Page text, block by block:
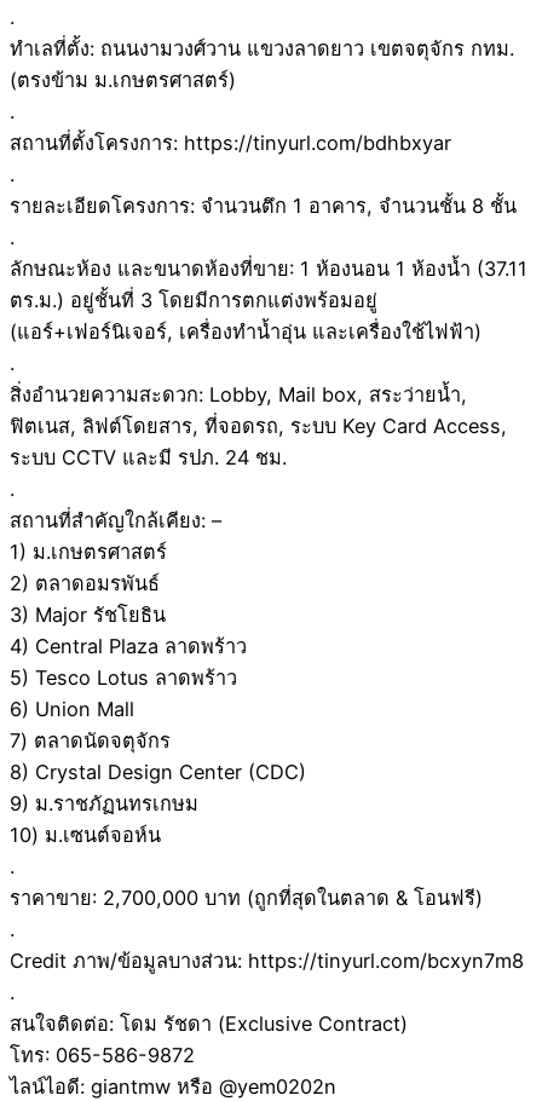
.
ทำเลที่ตั้ง: ถนนงามวงศ์วาน แขวงลาดยาว เขตจตุจักร กทม.
(ตรงข้าม ม.เกษตรศาสตร์)
.
สถานที่ตั้งโครงการ: https://tinyurl.com/bdhbxyar
.
รายละเอียดโครงการ: จำนวนตึก 1 อาคาร, จำนวนชั้น 8 ชั้น
.
ลักษณะห้อง และขนาดห้องที่ขาย: 1 ห้องนอน 1 ห้องน้ำ (37.11
ตร.ม.) อยู่ชั้นที่ 3 โดยมีการตกแต่งพร้อมอยู่
(แอร์+เฟอร์นิเจอร์, เครื่องทำน้ำอุ่น และเครื่องใช้ไฟฟ้า)
.
สิ่งอำนวยความสะดวก: Lobby, Mail box, สระว่ายน้ำ,
ฟิตเนส, ลิฟต์โดยสาร, ที่จอดรถ, ระบบ Key Card Access,
ระบบ CCTV และมี รปภ. 24 ชม.
.
สถานที่สำคัญใกล้เคียง: –
1) ม.เกษตรศาสตร์
2) ตลาดอมรพันธ์
3) Major รัชโยธิน
4) Central Plaza ลาดพร้าว
5) Tesco Lotus ลาดพร้าว
6) Union Mall
7) ตลาดนัดจตุจักร
8) Crystal Design Center (CDC)
9) ม.ราชภัฏนทรเกษม
10) ม.เซนต์จอห์น
.
ราคาขาย: 2,700,000 บาท (ถูกที่สุดในตลาด & โอนฟรี)
.
Credit ภาพ/ข้อมูลบางส่วน: https://tinyurl.com/bcxyn7m8
.
สนใจติดต่อ: โดม รัชดา (Exclusive Contract)
โทร: 065-586-9872
ไลน์ไอดี: giantmw หรือ @yem0202n